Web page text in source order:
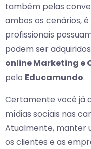
também pelas
ambos os cenários,
profissionais
podem ser
online Marketing e
pelo Educamundo.
Certamente você já
mídias sociais nas
Atualmente, manter
os clientes e as